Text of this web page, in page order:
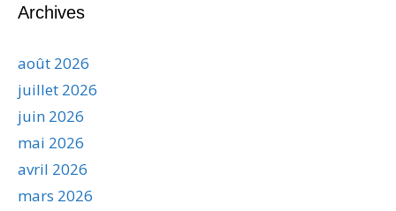
Archives
août 2026
juillet 2026
juin 2026
mai 2026
avril 2026
mars 2026